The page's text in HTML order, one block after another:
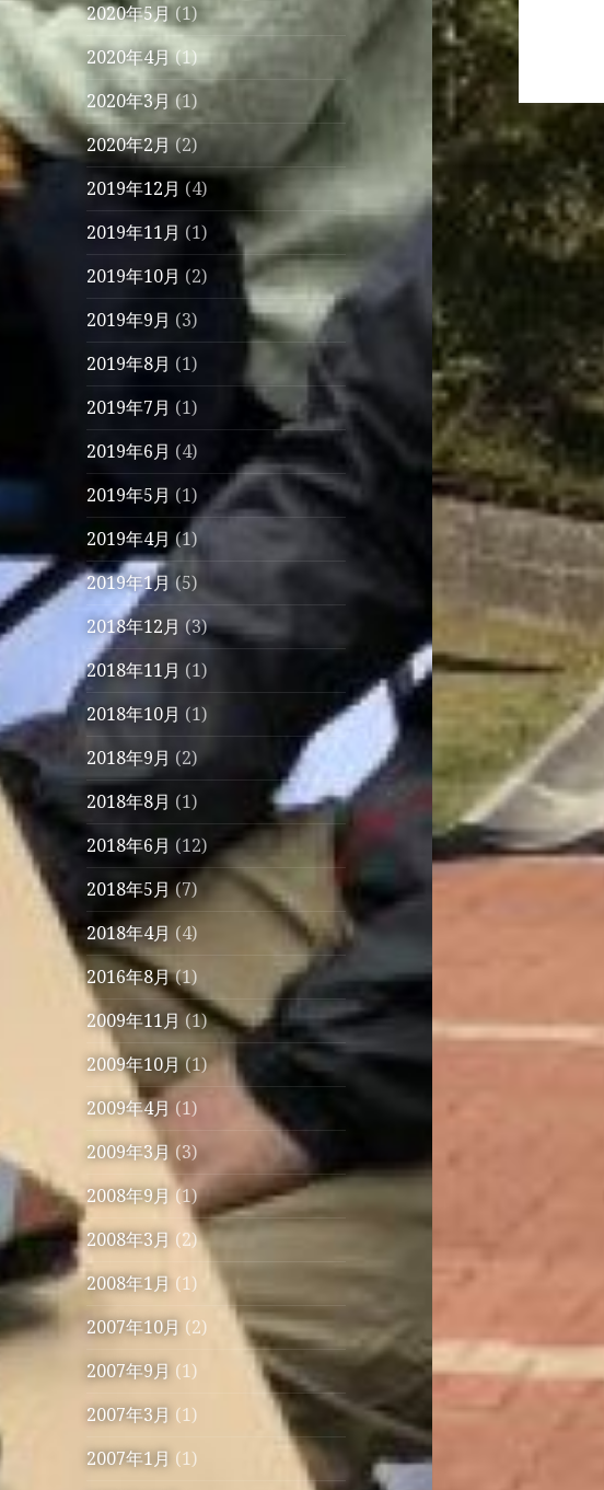
2020年5月 (1)
2020年4月(1)
2020年3月 (1)
2020年2月(2)
2019年12月 (4)
2019年11月 (1)
2019年10月 (2)
2019年9月 (3)
2019年8月 (1)
2019年7月 (1)
2019年6月 (4)
2019年5月 (1)
2019年4月 (1)
2019年1月 (5)
2018年12月 (3)
2018年11月 (1)
2018年10月 (1)
2018年9月 (2)
2018年8月 (1)
2018年6月 (12)
2018年5月(7)
2018年4月 (4)
2016年8月(1)
2009年11月 (1)
2009年10月(1)
2009年4月 (1)
2009年3月 (3)
2008年9月 (1)
2008年3月 (2)
2008年1月 (1)
2007年10月 (2)
2007年9月 (1)
2007年3月 (1)
2007年1月 (1)